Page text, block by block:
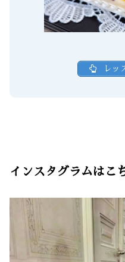
レッ
インスタグラムはこ